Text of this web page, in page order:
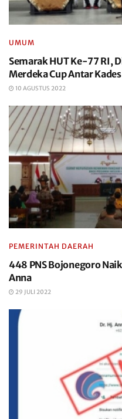
UMUM
Semarak HUT Ke-77 RI,
Merdeka Cup Antar
10 AGUSTUS 2022
PEMERINTAH DAERAH
448 PNS Bojonegoro
Anna
29 JULI 2022